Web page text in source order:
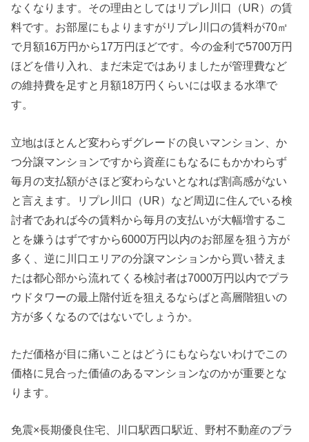
なくなります。その理由としてはリプレ川口（UR）の賃
料です。お部屋にもよりますがリプレ川口の賃料が70㎡
で月額16万円から17万円ほどです。今の金利で5700万円
ほどを借り入れ、まだ未定ではありましたが管理費など
の維持費を足すと月額18万円くらいには収まる水準で
す。
立地はほとんど変わらずグレードの良いマンション、か
つ分譲マンションですから資産にもなるにもかかわらず
毎月の支払額がさほど変わらないとなれば割高感がない
と言えます。リプレ川口（UR）など周辺に住んでいる検
討者であれば今の賃料から毎月の支払いが大幅増するこ
とを嫌うはずですから6000万円以内のお部屋を狙う方が
多く、逆に川口エリアの分譲マンションから買い替えま
たは都心部から流れてくる検討者は7000万円以内でプラ
ウドタワーの最上階付近を狙えるならばと高層階狙いの
方が多くなるのではないでしょうか。
ただ価格が目に痛いことはどうにもならないわけでこの
価格に見合った価値のあるマンションなのかが重要とな
ります。
免震×長期優良住宅、川口駅西口駅近、野村不動産のプラ